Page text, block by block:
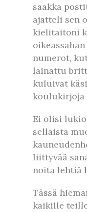
saakka
ajatteli sen
kielitaitoni
numerot,
lainattu
kuluivat
koulukirjoja
Ei olisi
sellaista
liittyvää
noita lehtiä
Tässä
kaikille